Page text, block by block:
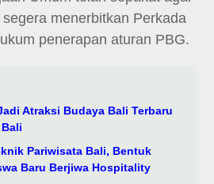
menerbitkan Perkada
penerapan aturan PBG.
Atraksi Budaya Bali Terbaru
Pariwisata Bali, Bentuk
Baru Berjiwa Hospitality